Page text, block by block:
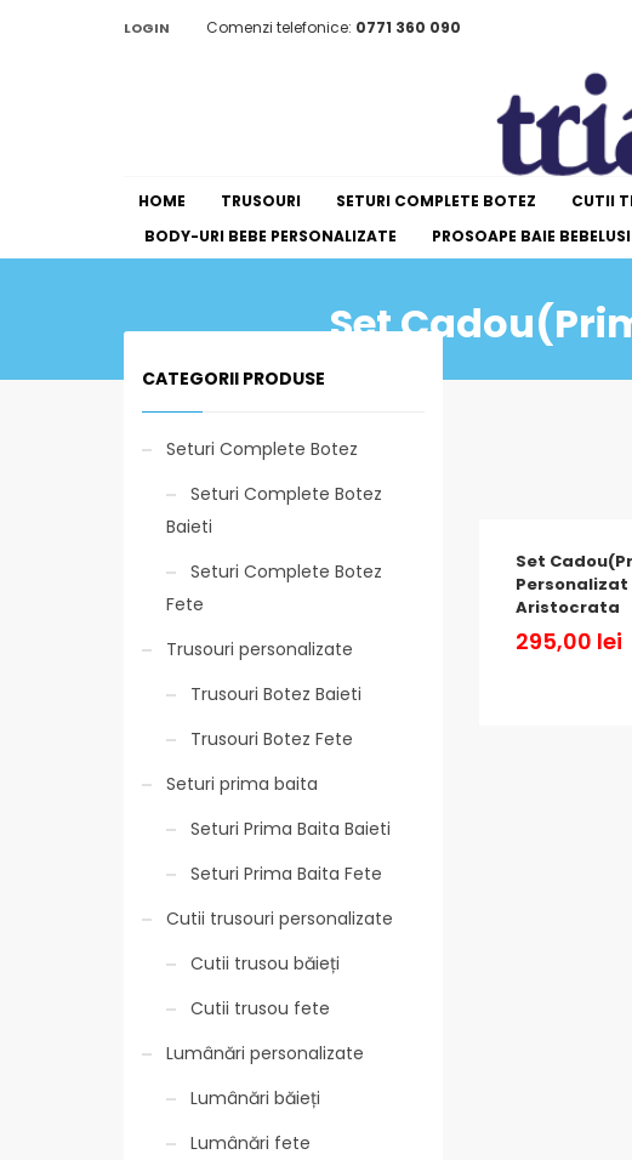
LOGIN Comenzi telefonice: 0771 360 090
HOME TRUSOURI SETURI COMPLETE BOTEZ CUTII
BODY-URI BEBE PERSONALIZATE
PROSOAPE BAIE BEBELUSI
Set
Set
Personalizat
Aristocrata
295,00 lei
CATEGORII PRODUSE
Seturi Complete Botez
Seturi Complete Botez
Baieti
Seturi Complete Botez
Fete
Trusouri personalizate
Trusouri Botez Baieti
Trusouri Botez Fete
Seturi prima baita
Seturi Prima Baita Baieti
Seturi Prima Baita Fete
Cutii trusouri personalizate
Cutii trusou băieți
Cutii trusou fete
Lumânări personalizate
Lumânări băieți
Lumânări fete